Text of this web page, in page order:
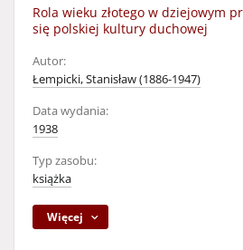
Rola wieku złotego w dziejowym
się polskiej kultury duchowej
Autor:
Łempicki, Stanisław (1886-1947)
Data wydania:
1938
Typ zasobu:
książka
Więcej